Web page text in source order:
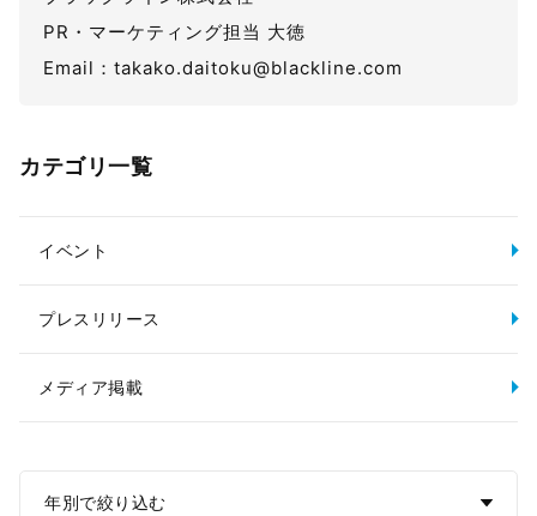
PR・マーケティング担当 大徳
Email：takako.daitoku@blackline.com
カテゴリ一覧
イベント
プレスリリース
メディア掲載
年別で絞り込む